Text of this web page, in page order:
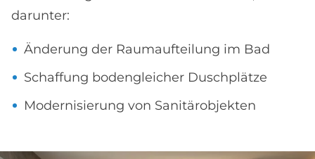
darunter:
Änderung der Raumaufteilung im Bad
Schaffung bodengleicher Duschplätze
Modernisierung von Sanitärobjekten